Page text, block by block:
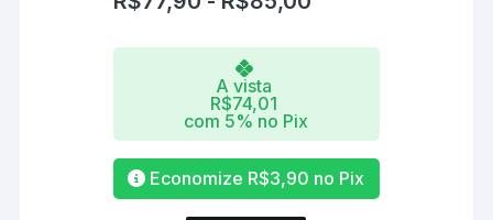
A vista
R$74,01
com 5% no Pix
Economize R$3,90 no Pix